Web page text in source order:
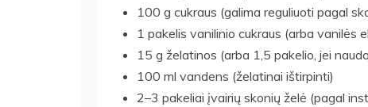
100 g cukraus (galima reguliuoti pagal
1 pakelis vanilinio cukraus (arba vanilės
15 g želatinos (arba 1,5 pakelio, jei
100 ml vandens (želatinai ištirpinti)
2–3 pakeliai įvairių skonių želė (pagal